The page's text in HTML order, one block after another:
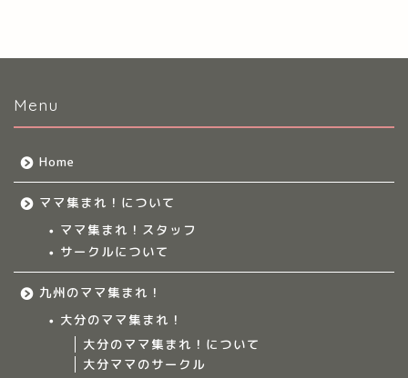
Menu
Home
ママ集まれ！について
ママ集まれ！スタッフ
サークルについて
九州のママ集まれ！
大分のママ集まれ！
大分のママ集まれ！について
大分ママのサークル